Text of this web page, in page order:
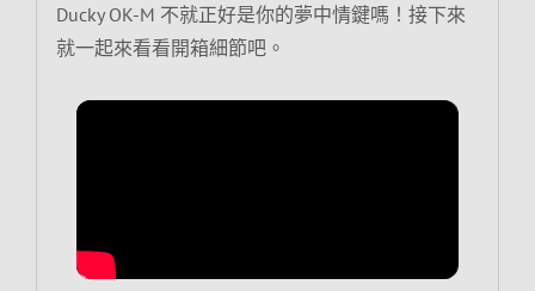
Ducky OK-M 不就正好是你的夢中情鍵嗎！接下來
就一起來看看開箱細節吧。